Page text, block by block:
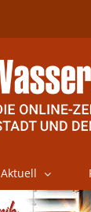
Aktuell